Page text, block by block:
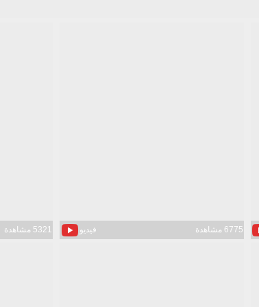
فيديو 6775 مشاهدة 5321 مشاهدة